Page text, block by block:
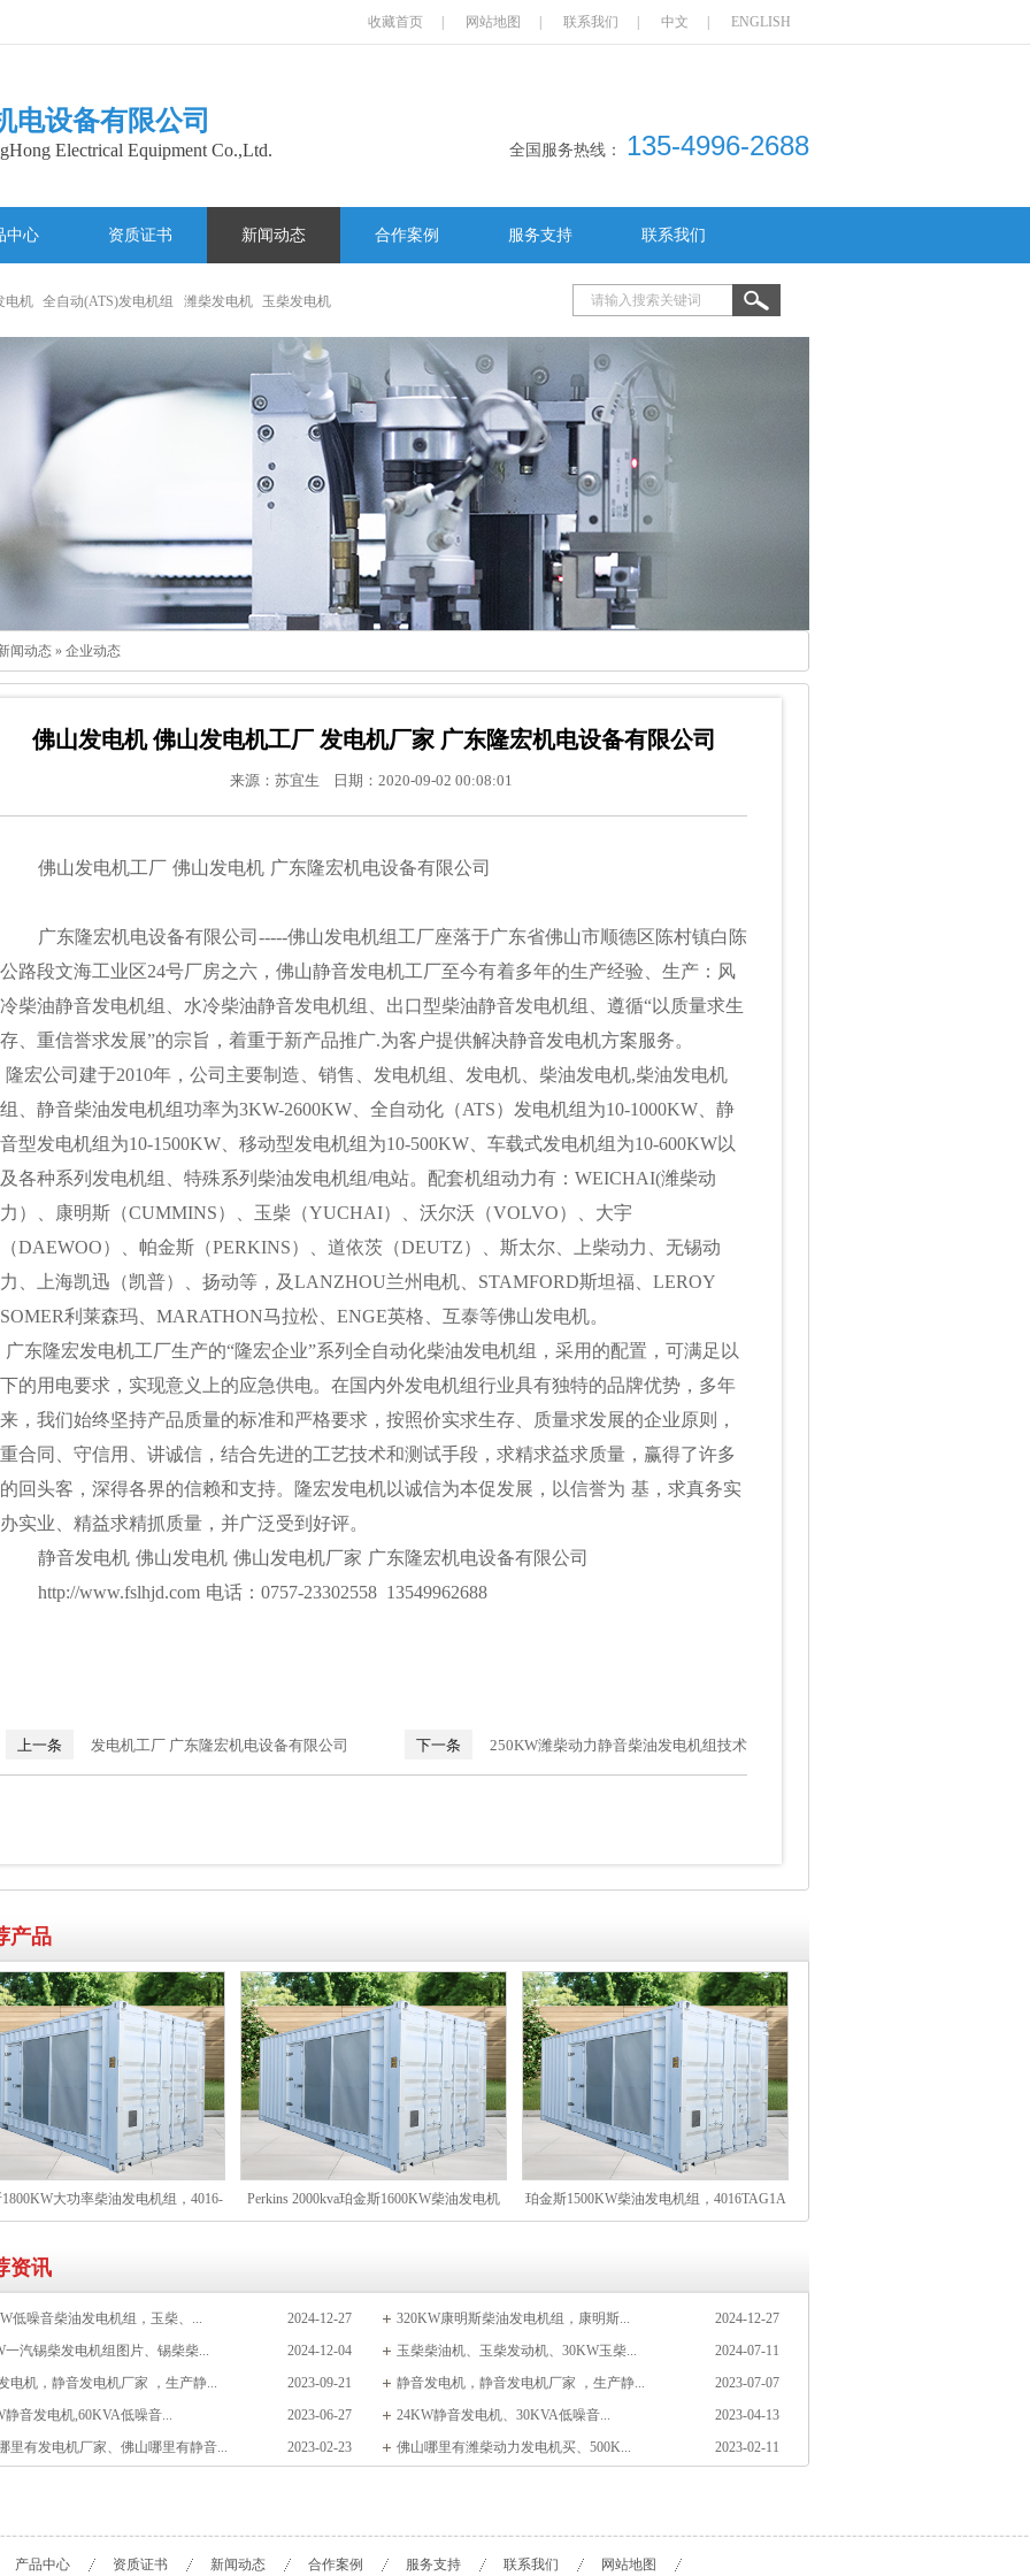
收藏首页 网站地图 联系我们 中文 ENGLISH
全国服务热线： 135-4996-2688
电设备有限公司
Electrical Equipment Co.,Ltd.
中心 资质证书 新闻动态 合作案例 服务支持 联系我们
电机 全自动(ATS)发电机组 潍柴发电机 玉柴发电机
闻动态 » 企业动态
佛山发电机 佛山发电机工厂 发电机厂家 广东隆宏机电设备有限公司
来源：苏宜生 日期：2020-09-02 00:08:01
佛山发电机工厂 佛山发电机 广东隆宏机电设备有限公司
广东隆宏机电设备有限公司-----佛山发电机组工厂座落于广东省佛山市顺德区陈村镇白陈
公路段文海工业区24号厂房之六，佛山静音发电机工厂至今有着多年的生产经验、生产：风
冷柴油静音发电机组、水冷柴油静音发电机组、出口型柴油静音发电机组、遵循“以质量求生
存、重信誉求发展”的宗旨，着重于新产品推广.为客户提供解决静音发电机方案服务。
隆宏公司建于2010年，公司主要制造、销售、发电机组、发电机、柴油发电机,柴油发电机
组、静音柴油发电机组功率为3KW-2600KW、全自动化（ATS）发电机组为10-1000KW、静
音型发电机组为10-1500KW、移动型发电机组为10-500KW、车载式发电机组为10-600KW以
及各种系列发电机组、特殊系列柴油发电机组/电站。配套机组动力有：WEICHAI(潍柴动
力）、康明斯（CUMMINS）、玉柴（YUCHAI）、沃尔沃（VOLVO）、大宇
（DAEWOO）、帕金斯（PERKINS）、道依茨（DEUTZ）、斯太尔、上柴动力、无锡动
力、上海凯迅（凯普）、扬动等，及LANZHOU兰州电机、STAMFORD斯坦福、LEROY
SOMER利莱森玛、MARATHON马拉松、ENGE英格、互泰等佛山发电机。
广东隆宏发电机工厂生产的“隆宏企业”系列全自动化柴油发电机组，采用的配置，可满足以
下的用电要求，实现意义上的应急供电。在国内外发电机组行业具有独特的品牌优势，多年
来，我们始终坚持产品质量的标准和严格要求，按照价实求生存、质量求发展的企业原则，
重合同、守信用、讲诚信，结合先进的工艺技术和测试手段，求精求益求质量，赢得了许多
的回头客，深得各界的信赖和支持。隆宏发电机以诚信为本促发展，以信誉为 基，求真务实
办实业、精益求精抓质量，并广泛受到好评。
静音发电机 佛山发电机 佛山发电机厂家 广东隆宏机电设备有限公司
http://www.fslhjd.com 电话：0757-23302558 13549962688
上一条 发电机工厂 广东隆宏机电设备有限公司 下一条
250KW潍柴动力静音柴油发电机组技术
参数
产品
大功率柴油发电机组，4016- Perkins 2000kva珀金斯1600KW柴油发电机 珀金斯1500KW柴油发电机组，4016TAG1A
资讯
2024-12-27
低噪音柴油发电机组，玉柴、... 2024-12-27
320KW康明斯柴油发电机组，康明斯...
2024-12-04
一汽锡柴发电机组图片、锡柴柴... 2024-07-11
玉柴柴油机、玉柴发动机、30KW玉柴...
2023-09-21
电机，静音发电机厂家 ，生产静... 2023-07-07
静音发电机，静音发电机厂家 ，生产静...
2023-06-27
静音发电机,60KVA低噪音... 2023-04-13
24KW静音发电机、30KVA低噪音...
2023-02-23
里有发电机厂家、佛山哪里有静音... 2023-02-11
佛山哪里有潍柴动力发电机买、500K...
产品中心 资质证书 新闻动态 合作案例 服务支持 联系我们 网站地图